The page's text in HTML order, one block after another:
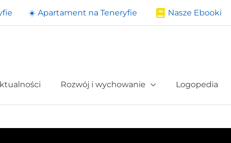
☀️ Apartament na Teneryfie Nasze Ebooki
Rozwój i wychowanie Logopedia